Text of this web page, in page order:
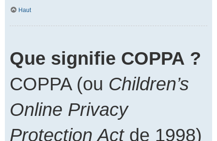
Haut
Que signifie COPPA ?
COPPA (ou Children’s
Online Privacy
Protection Actde 1998)